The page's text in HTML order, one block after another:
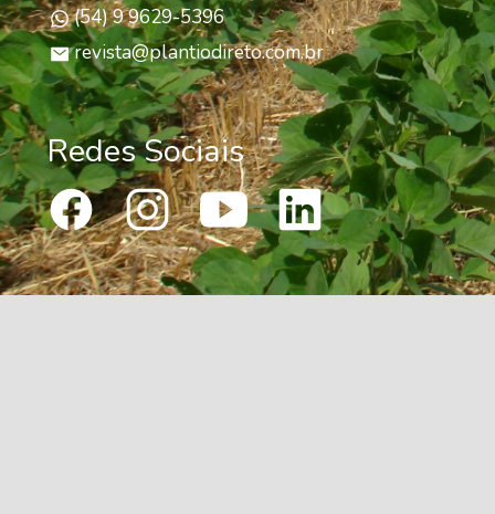
(54) 9 9629-5396
revista@plantiodireto.com.br
Redes Sociais